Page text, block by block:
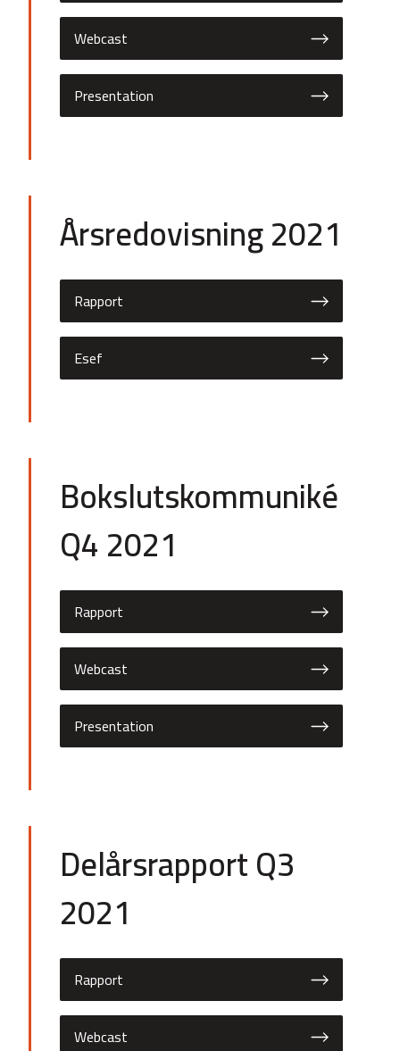
Webcast
Presentation
Årsredovisning 2021
Rapport
Esef
Bokslutskommuniké
Q4 2021
Rapport
Webcast
Presentation
Delårsrapport Q3
2021
Rapport
Webcast